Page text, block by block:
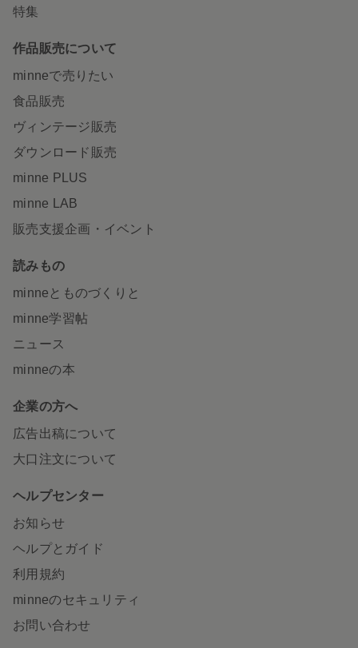
特集
作品販売について
minneで売りたい
食品販売
ヴィンテージ販売
ダウンロード販売
minne PLUS
minne LAB
販売支援企画・イベント
読みもの
minneとものづくりと
minne学習帖
ニュース
minneの本
企業の方へ
広告出稿について
大口注文について
ヘルプセンター
お知らせ
ヘルプとガイド
利用規約
minneのセキュリティ
お問い合わせ